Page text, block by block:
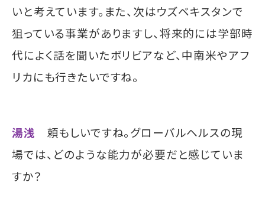
いと考えています。また、次はウズベキスタンで
狙っている事業がありますし、将来的には学部時
代によく話を聞いたボリビアなど、中南米やアフ
リカにも行きたいですね。
湯浅 頼もしいですね。グローバルヘルスの現
場では、どのような能力が必要だと感じていま
すか？